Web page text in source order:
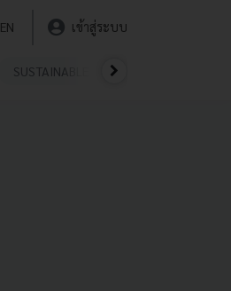
EN เข้าสู่ระบบ
SUSTAINABLE